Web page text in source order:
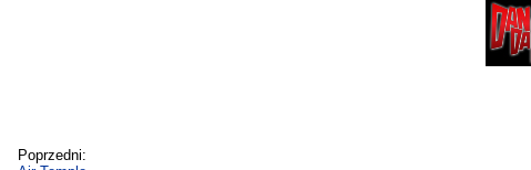
Poprzedni: